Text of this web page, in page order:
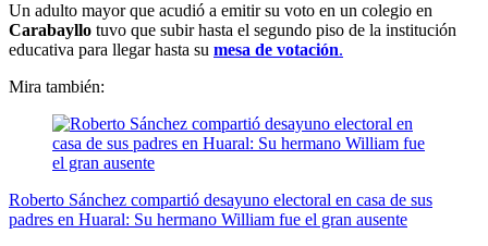
Un adulto mayor que acudió a emitir su voto en un colegio en
Carabayllo tuvo que subir hasta el segundo piso de la institución
educativa para llegar hasta su mesa de votación.
Mira también:
Roberto Sánchez compartió desayuno electoral en casa de sus
padres en Huaral: Su hermano William fue el gran ausente